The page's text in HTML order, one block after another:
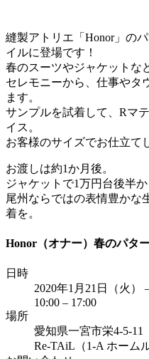
縫製アトリエ「Honor」の
イルに登場です！
春のスーツやジャケットな
セレモニーから、仕事やタ
ます。
サンプルを試着して、Rマ
イス。
お客様のサイズでお仕立て
お渡しは約1か月後。
ジャケットで1万円台後半
尾州ならではの表情豊かな
着を。
Honor（オナー）春のパタ
日時
2020年1月21日（火）
10:00 – 17:00
場所
愛知県一宮市栄4-5-11
Re-TAiL（1-A ホーム